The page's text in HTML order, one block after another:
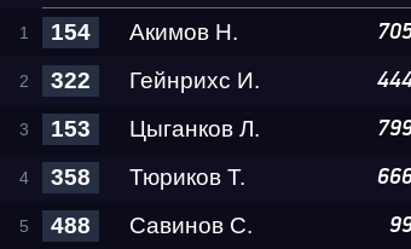
Test
154 Акимов Н.
322
Гейнрихс И.
153
Цыганков Л.
358
Тюриков Т.
488
Савинов С.